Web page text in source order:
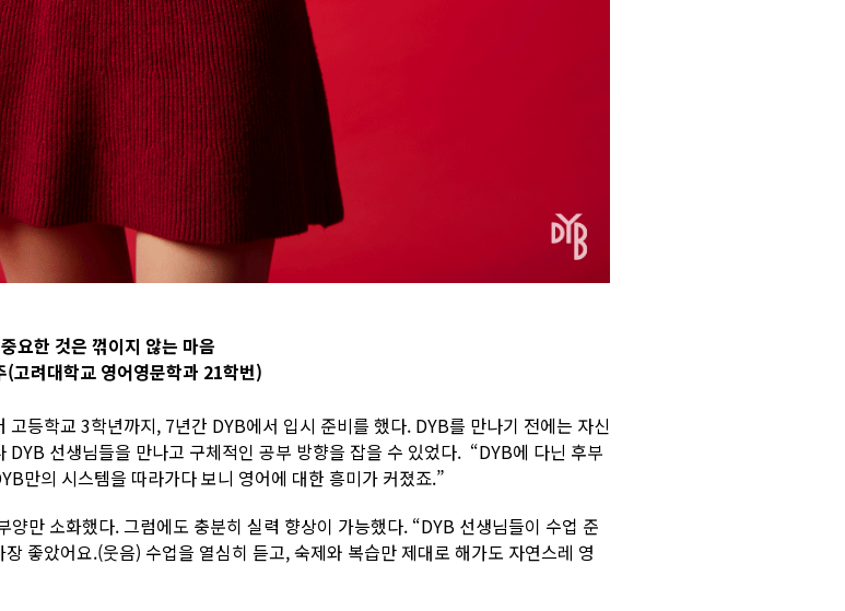
중요한 것은 꺾이지 않는 마음
(고려대학교 영어영문학과 21학번)
등학교 3학년까지, 7년간 DYB에서 입시 준비를 했다. DYB를 만나기 전에는 자신
선생님들을 만나고 구체적인 공부 방향을 잡을 수 있었다. “DYB에 다닌 후부
만의 시스템을 따라가다 보니 영어에 대한 흥미가 커졌죠.”
만 소화했다. 그럼에도 충분히 실력 향상이 가능했다. “DYB 선생님들이 수업 준
좋았어요.(웃음) 수업을 열심히 듣고, 숙제와 복습만 제대로 해가도 자연스레 영